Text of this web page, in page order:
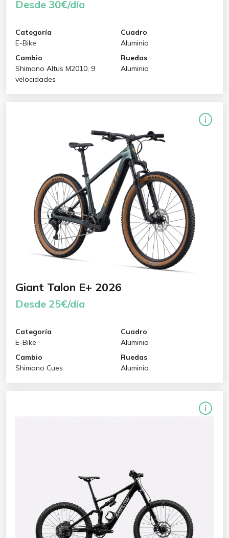
Desde 30€/día
Categoría
E-Bike
Cuadro
Aluminio
Cambio
Shimano Altus M2010, 9
velocidades
Ruedas
Aluminio
Giant Talon E+ 2026
Desde 25€/día
Categoría
E-Bike
Cuadro
Aluminio
Cambio
Shimano Cues
Ruedas
Aluminio